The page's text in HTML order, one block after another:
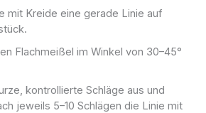
mit Kreide eine gerade Linie auf
Flachmeißel im Winkel von 30–45°
kontrollierte Schläge aus und
jeweils 5–10 Schlägen die Linie mit